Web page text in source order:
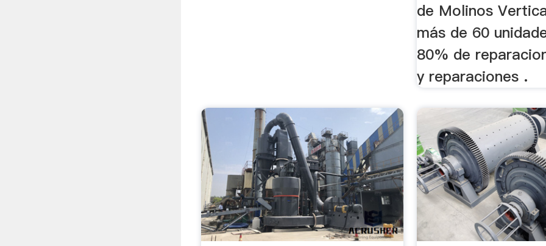
de Molinos
más de 60
80% de
y reparaciones .